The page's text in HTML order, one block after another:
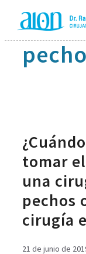
pecho
tomar
una
pechos
cirugía
21 de junio de